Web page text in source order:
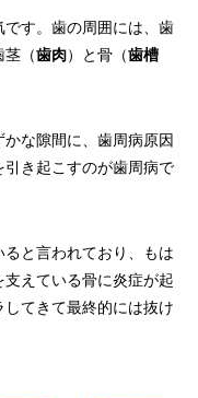
す。歯の周囲には、歯
茎（歯肉）と骨（歯槽
な隙間に、歯周病原因
き起こすのが歯周病で
ると言われており、もは
えている骨に炎症が起
てきて最終的には抜け